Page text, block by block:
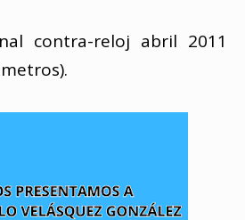
contra-reloj abril 2011